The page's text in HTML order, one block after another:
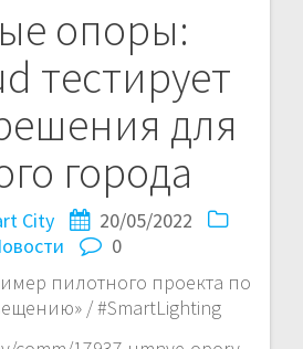
опоры:
тестирует
для
города
City
20/05/2022
0
пилотного проекта по
/ #SmartLighting